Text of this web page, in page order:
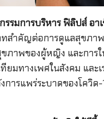
รรมการบริหาร ฟิลิปส์ อ
สำคัญต่อการดูแลสุขภา
าพของผู้หญิง และการ
มทางเพศในสังคม แล
ารแพร่ระบาดของโควิ